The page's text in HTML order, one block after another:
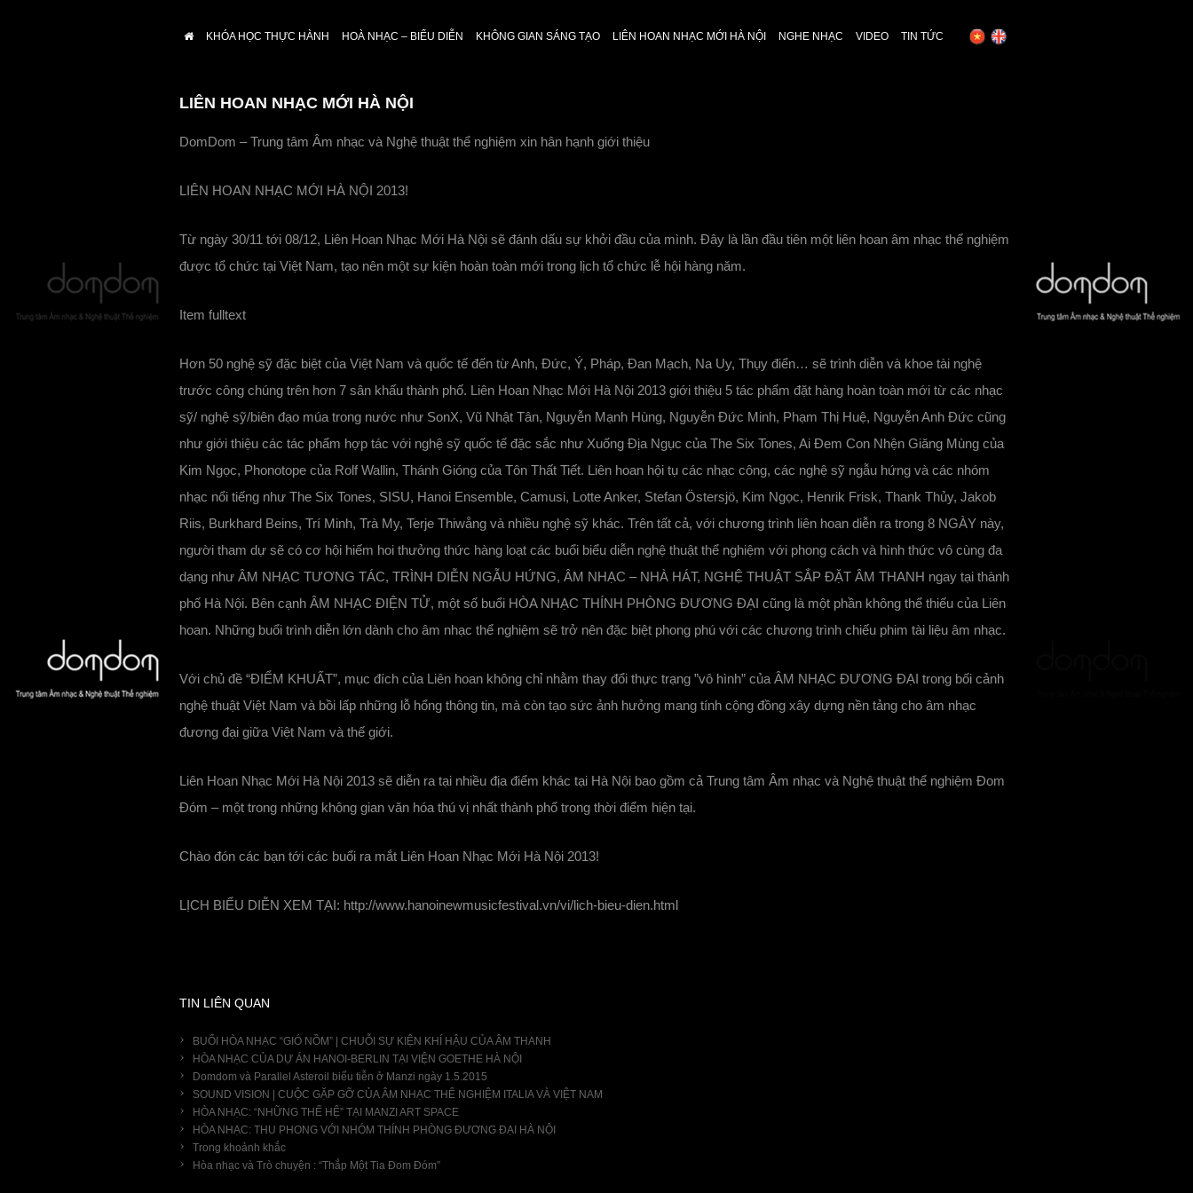
KHÓA HỌC THỰC HÀNH HOÀ NHẠC – BIỂU DIỄN KHÔNG GIAN SÁNG TẠO LIÊN HOAN NHẠC MỚI HÀ NỘI NGHE NHẠC VIDEO TIN TỨC
LIÊN HOAN NHẠC MỚI HÀ NỘI
DomDom – Trung tâm Âm nhạc và Nghệ thuật thể nghiệm xin hân hạnh giới thiệu
LIÊN HOAN NHẠC MỚI HÀ NỘI 2013!
Từ ngày 30/11 tới 08/12, Liên Hoan Nhạc Mới Hà Nội sẽ đánh dấu sự khởi đầu của mình. Đây là lần đầu tiên một liên hoan âm nhạc thể nghiệm
được tổ chức tại Việt Nam, tạo nên một sự kiện hoàn toàn mới trong lịch tổ chức lễ hội hàng năm.
Item fulltext
Hơn 50 nghệ sỹ đặc biệt của Việt Nam và quốc tế đến từ Anh, Đức, Ý, Pháp, Đan Mạch, Na Uy, Thụy điển… sẽ trình diễn và khoe tài nghệ
trước công chúng trên hơn 7 sân khấu thành phố. Liên Hoan Nhạc Mới Hà Nội 2013 giới thiệu 5 tác phẩm đặt hàng hoàn toàn mới từ các nhạc
sỹ/ nghệ sỹ/biên đạo múa trong nước như SonX, Vũ Nhật Tân, Nguyễn Mạnh Hùng, Nguyễn Đức Minh, Phạm Thị Huệ, Nguyễn Anh Đức cũng
như giới thiệu các tác phẩm hợp tác với nghệ sỹ quốc tế đặc sắc như Xuống Địa Ngục của The Six Tones, Ai Đem Con Nhện Giăng Mùng của
Kim Ngọc, Phonotope của Rolf Wallin, Thánh Gióng của Tôn Thất Tiết. Liên hoan hội tụ các nhạc công, các nghệ sỹ ngẫu hứng và các nhóm
nhạc nổi tiếng như The Six Tones, SISU, Hanoi Ensemble, Camusi, Lotte Anker, Stefan Östersjö, Kim Ngọc, Henrik Frisk, Thank Thủy, Jakob
Riis, Burkhard Beins, Trí Minh, Trà My, Terje Thiwång và nhiều nghệ sỹ khác. Trên tất cả, với chương trình liên hoan diễn ra trong 8 NGÀY này,
người tham dự sẽ có cơ hội hiếm hoi thưởng thức hàng loạt các buổi biểu diễn nghệ thuật thể nghiệm với phong cách và hình thức vô cùng đa
dạng như ÂM NHẠC TƯƠNG TÁC, TRÌNH DIỄN NGẪU HỨNG, ÂM NHẠC – NHÀ HÁT, NGHỆ THUẬT SẮP ĐẶT ÂM THANH ngay tại thành
phố Hà Nội. Bên cạnh ÂM NHẠC ĐIỆN TỬ, một số buổi HÒA NHẠC THÍNH PHÒNG ĐƯƠNG ĐẠI cũng là một phần không thể thiếu của Liên
hoan. Những buổi trình diễn lớn dành cho âm nhạc thể nghiệm sẽ trở nên đặc biệt phong phú với các chương trình chiếu phim tài liệu âm nhạc.
Với chủ đề “ĐIỂM KHUẤT”, mục đích của Liên hoan không chỉ nhằm thay đổi thực trạng ”vô hình” của ÂM NHẠC ĐƯƠNG ĐẠI trong bối cảnh
nghệ thuật Việt Nam và bồi lấp những lỗ hổng thông tin, mà còn tạo sức ảnh hưởng mang tính cộng đồng xây dựng nền tảng cho âm nhạc
đương đại giữa Việt Nam và thế giới.
Liên Hoan Nhạc Mới Hà Nội 2013 sẽ diễn ra tại nhiều địa điểm khác tại Hà Nội bao gồm cả Trung tâm Âm nhạc và Nghệ thuật thể nghiệm Đom
Đóm – một trong những không gian văn hóa thú vị nhất thành phố trong thời điểm hiện tại.
Chào đón các bạn tới các buổi ra mắt Liên Hoan Nhạc Mới Hà Nội 2013!
LỊCH BIỂU DIỄN XEM TẠI: http://www.hanoinewmusicfestival.vn/vi/lich-bieu-dien.html
TIN LIÊN QUAN
BUỔI HÒA NHẠC “GIÓ NỒM” | CHUỖI SỰ KIỆN KHÍ HẬU CỦA ÂM THANH
HÒA NHẠC CỦA DỰ ÁN HANOI-BERLIN TẠI VIỆN GOETHE HÀ NỘI
Domdom và Parallel Asteroil biểu tiễn ở Manzi ngày 1.5.2015
SOUND VISION | CUỘC GẶP GỠ CỦA ÂM NHẠC THỂ NGHIỆM ITALIA VÀ VIỆT NAM
HÒA NHẠC: “NHỮNG THẾ HỆ” TẠI MANZI ART SPACE
HÒA NHẠC: THU PHONG VỚI NHÓM THÍNH PHÒNG ĐƯƠNG ĐẠI HÀ NỘI
Trong khoảnh khắc
Hòa nhạc và Trò chuyện : “Thắp Một Tia Đom Đóm”